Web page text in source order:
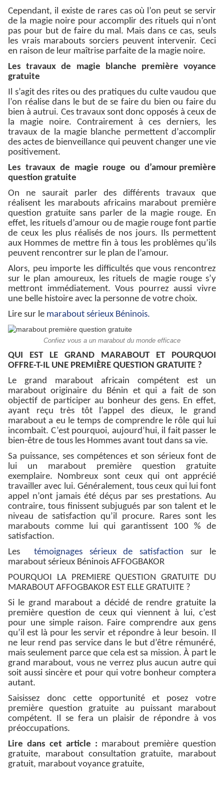
Cependant, il existe de rares cas où l’on peut se servir
de la magie noire pour accomplir des rituels qui n’ont
pas pour but de faire du mal. Mais dans ce cas, seuls
les vrais marabouts sorciers peuvent intervenir. Ceci
en raison de leur maîtrise parfaite de la magie noire.
Les travaux de magie blanche première voyance
gratuite
Il s’agit des rites ou des pratiques du culte vaudou que
l’on réalise dans le but de se faire du bien ou faire du
bien à autrui. Ces travaux sont donc opposés à ceux de
la magie noire. Contrairement à ces derniers, les
travaux de la magie blanche permettent d’accomplir
des actes de bienveillance qui peuvent changer une vie
positivement.
Les travaux de magie rouge ou d’amour première
question gratuite
On ne saurait parler des différents travaux que
réalisent les marabouts africains marabout première
question gratuite sans parler de la magie rouge. En
effet, les rituels d’amour ou de magie rouge font partie
de ceux les plus réalisés de nos jours. Ils permettent
aux Hommes de mettre fin à tous les problèmes qu’ils
peuvent rencontrer sur le plan de l’amour.
Alors, peu importe les difficultés que vous rencontrez
sur le plan amoureux, les rituels de magie rouge s’y
mettront immédiatement. Vous pourrez aussi vivre
une belle histoire avec la personne de votre choix.
Lire sur le marabout sérieux Béninois.
Confiez vous a un marabout du monde efficace
QUI EST LE GRAND MARABOUT ET POURQUOI
OFFRE-T-IL UNE PREMIÈRE QUESTION GRATUITE ?
Le grand marabout africain compétent est un
marabout originaire du Bénin et qui a fait de son
objectif de participer au bonheur des gens. En effet,
ayant reçu très tôt l’appel des dieux, le grand
marabout a eu le temps de comprendre le rôle qui lui
incombait. C’est pourquoi, aujourd’hui, il fait passer le
bien-être de tous les Hommes avant tout dans sa vie.
Sa puissance, ses compétences et son sérieux font de
lui un marabout première question gratuite
exemplaire. Nombreux sont ceux qui ont apprécié
travailler avec lui. Généralement, tous ceux qui lui font
appel n’ont jamais été déçus par ses prestations. Au
contraire, tous finissent subjugués par son talent et le
niveau de satisfaction qu’il procure. Rares sont les
marabouts comme lui qui garantissent 100 % de
satisfaction.
Les témoignages sérieux de satisfaction sur le
marabout sérieux Béninois AFFOGBAKOR
POURQUOI LA PREMIERE QUESTION GRATUITE DU
MARABOUT AFFOGBAKOR EST ELLE GRATUITE ?
Si le grand marabout a décidé de rendre gratuite la
première question de ceux qui viennent à lui, c’est
pour une simple raison. Faire comprendre aux gens
qu’il est là pour les servir et répondre à leur besoin. Il
ne leur rend pas service dans le but d’être rémunéré,
mais seulement parce que cela est sa mission. À part le
grand marabout, vous ne verrez plus aucun autre qui
soit aussi sincère et pour qui votre bonheur comptera
autant.
Saisissez donc cette opportunité et posez votre
première question gratuite au puissant marabout
compétent. Il se fera un plaisir de répondre à vos
préoccupations.
Lire dans cet article : marabout première question
gratuite, marabout consultation gratuite, marabout
gratuit, marabout voyance gratuite,